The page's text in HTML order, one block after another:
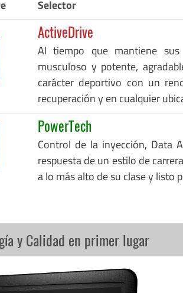
Selector
ActiveDrive
Al tiempo que mantiene
musculoso y potente,
carácter deportivo con un
recuperación y en cualquier
PowerTech
Control de la inyección, Data
respuesta de un estilo de
a lo más alto de su clase y listo
y Calidad en primer lugar